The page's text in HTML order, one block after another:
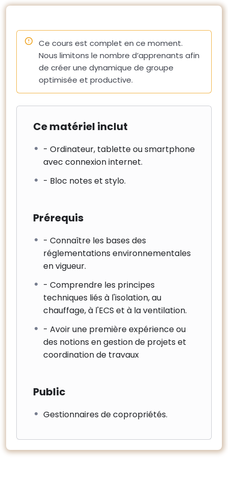
– Les conditions de travail (sécurité, cantonnement).
– La continuité de service, travaux en site occupé et
impacts des travaux sur la négociation des nouveaux
contrats.
– L’information des parties prenantes
Ce cours est complet en ce moment.
Nous limitons le nombre d’apprenants afin
de créer une dynamique de groupe
optimisée et productive.
Ce matériel inclut
- Ordinateur, tablette ou smartphone
avec connexion internet.
- Bloc notes et stylo.
Prérequis
- Connaître les bases des
réglementations environnementales
en vigueur.
- Comprendre les principes
techniques liés à l'isolation, au
chauffage, à l'ECS et à la ventilation.
- Avoir une première expérience ou
des notions en gestion de projets et
coordination de travaux
Public
Gestionnaires de copropriétés.